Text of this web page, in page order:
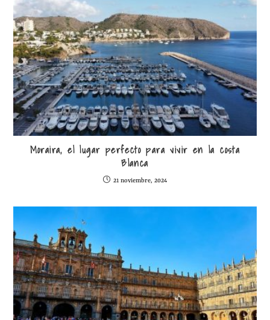
Moraira, el lugar perfecto para vivir en la costa
Blanca
21 noviembre, 2024